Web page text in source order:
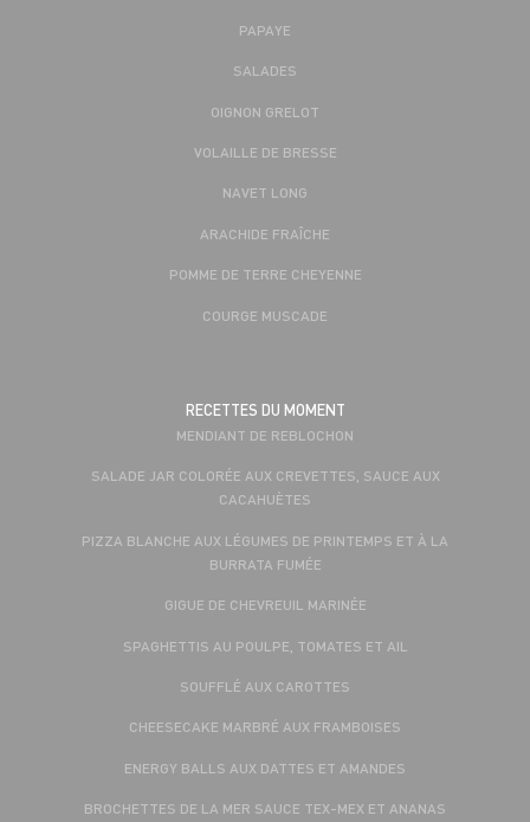
PAPAYE
SALADES
OIGNON GRELOT
VOLAILLE DE BRESSE
NAVET LONG
ARACHIDE FRAÎCHE
POMME DE TERRE CHEYENNE
COURGE MUSCADE
RECETTES DU MOMENT
MENDIANT DE REBLOCHON
SALADE JAR COLORÉE AUX CREVETTES, SAUCE AUX
CACAHUÈTES
PIZZA BLANCHE AUX LÉGUMES DE PRINTEMPS ET À LA
BURRATA FUMÉE
GIGUE DE CHEVREUIL MARINÉE
SPAGHETTIS AU POULPE, TOMATES ET AIL
SOUFFLÉ AUX CAROTTES
CHEESECAKE MARBRÉ AUX FRAMBOISES
ENERGY BALLS AUX DATTES ET AMANDES
BROCHETTES DE LA MER SAUCE TEX-MEX ET ANANAS